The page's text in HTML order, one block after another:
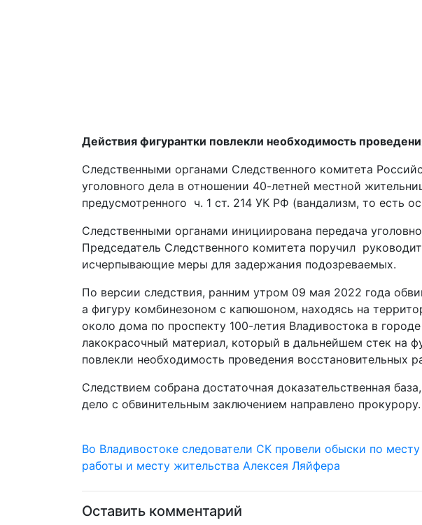
Действия фигурантки повлекли необходимость
Следственными органами Следственного комитета
уголовного дела в отношении 40-летней местной
предусмотренного ч. 1 ст. 214 УК РФ (вандализм, то есть
Следственными органами инициирована передача
Председатель Следственного комитета поручил
исчерпывающие меры для задержания подозреваемых.
По версии следствия, ранним утром 09 мая 2022 года
а фигуру комбинезоном с капюшоном, находясь на
около дома по проспекту 100-летия Владивостока в
лакокрасочный материал, который в дальнейшем стек на
повлекли необходимость проведения восстановительных
Следствием собрана достаточная доказательственная
дело с обвинительным заключением направлено прокурору.
Во Владивостоке следователи СК провели обыски по месту
работы и месту жительства Алексея Ляйфера
Оставить комментарий